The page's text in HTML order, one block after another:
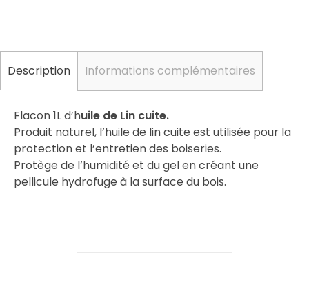
Description Informations complémentaires
Flacon 1L d’huile de Lin cuite.
Produit naturel, l’huile de lin cuite est utilisée pour la
protection et l’entretien des boiseries.
Protège de l’humidité et du gel en créant une
pellicule hydrofuge à la surface du bois.